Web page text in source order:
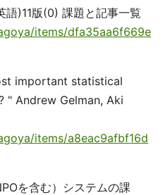
)11版(0) 課題と記事一覧
items/dfa35aa6f669e
important statistical
" Andrew Gelman, Aki
items/a8eac9afbf16d
を含む）システムの課